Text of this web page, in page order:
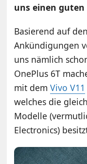
uns einen
Basierend auf
Ankündigungen
uns nämlich
OnePlus 6T
mit demVivo V11
welches die
Modelle
Electronics)